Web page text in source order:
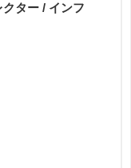
ター / インフ